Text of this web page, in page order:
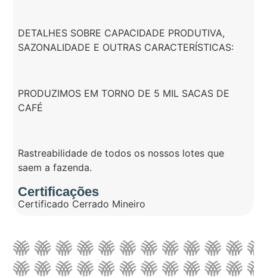
DETALHES SOBRE CAPACIDADE PRODUTIVA,
SAZONALIDADE E OUTRAS CARACTERÍSTICAS:
PRODUZIMOS EM TORNO DE 5 MIL SACAS DE
CAFÉ
Rastreabilidade de todos os nossos lotes que
saem a fazenda.
Certificações
Certificado Cerrado Mineiro